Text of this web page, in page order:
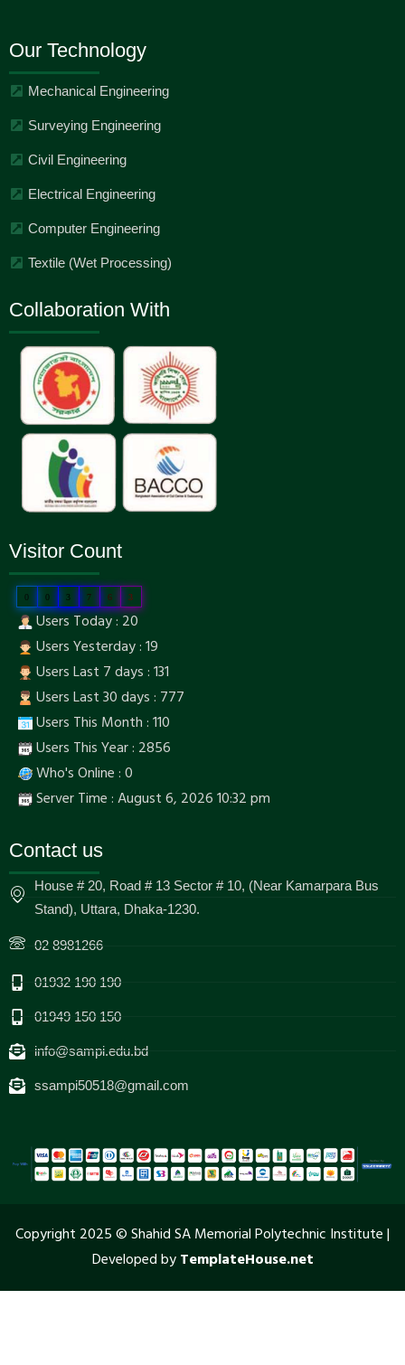
Our Technology
Mechanical Engineering
Surveying Engineering
Civil Engineering
Electrical Engineering
Computer Engineering
Textile (Wet Processing)
Collaboration With
Visitor Count
0 0 3 7 6 3
Users Today : 20
Users Yesterday : 19
Users Last 7 days : 131
Users Last 30 days : 777
Users This Month : 110
Users This Year : 2856
Who's Online : 0
Server Time : August 6, 2026 10:32 pm
Contact us
House # 20, Road # 13 Sector # 10, (Near Kamarpara Bus
Stand), Uttara, Dhaka-1230.
02 8981266
01932 190 190
01949 150 150
info@sampi.edu.bd
ssampi50518@gmail.com
Copyright 2025 © Shahid SA Memorial Polytechnic Institute |
Developed byTemplateHouse.net